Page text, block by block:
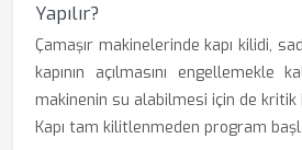
Yapılır?
Çamaşır makinelerinde kapı kilidi,
kapının açılmasını engellemekle
makinenin su alabilmesi için de
Kapı tam kilitlenmeden program